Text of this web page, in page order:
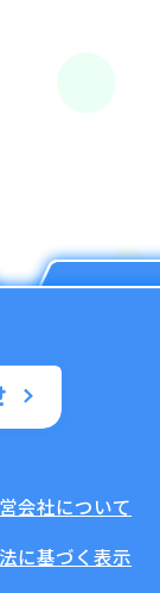
会社について
に基づく表示